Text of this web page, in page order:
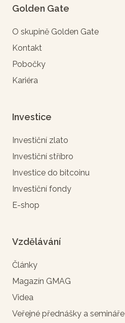
Golden Gate
O skupině Golden Gate
Kontakt
Pobočky
Kariéra
Investice
Investiční zlato
Investiční stříbro
Investice do bitcoinu
Investiční fondy
E-shop
Vzdělávání
Články
Magazín GMAG
Videa
Veřejné přednášky a semináře